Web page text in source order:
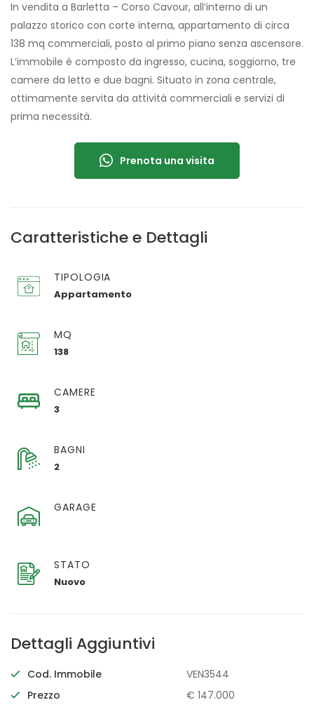
In vendita a Barletta – Corso Cavour, all’interno di un
palazzo storico con corte interna, appartamento di circa
138 mq commerciali, posto al primo piano senza ascensore.
L’immobile è composto da ingresso, cucina, soggiorno, tre
camere da letto e due bagni. Situato in zona centrale,
ottimamente servita da attività commerciali e servizi di
prima necessità.
Prenota una visita
Caratteristiche e Dettagli
TIPOLOGIA
Appartamento
MQ
138
CAMERE
3
BAGNI
2
GARAGE
STATO
Nuovo
Dettagli Aggiuntivi
Cod. Immobile
VEN3544
Prezzo
€ 147.000